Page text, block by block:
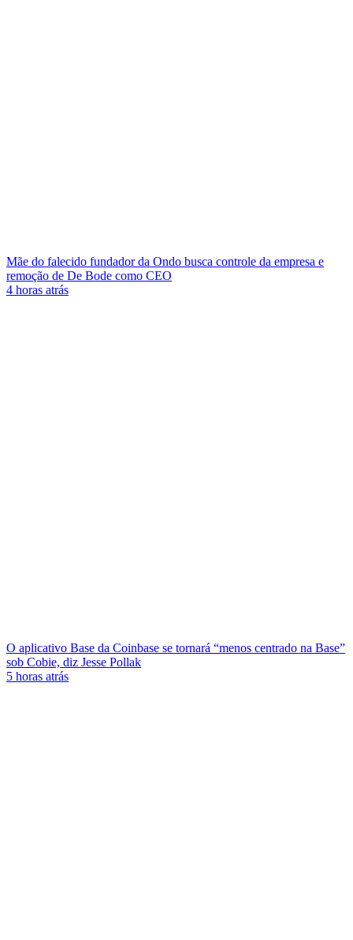
Mãe do falecido fundador da Ondo busca controle da empresa e
remoção de De Bode como CEO
4 horas atrás
O aplicativo Base da Coinbase se tornará “menos centrado na Base”
sob Cobie, diz Jesse Pollak
5 horas atrás